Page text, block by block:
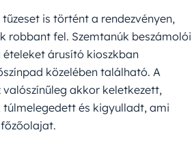
is történt a rendezvényen,
robbant fel. Szemtanúk beszámolói
ételeket árusító kioszkban
közelében található. A
akkor keletkezett,
és kigyulladt, ami